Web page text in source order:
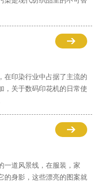
在印染行业中占据了主流的
，关于数码印花机的日常使
一道风景线，在服装，家
的身影，这些漂亮的图案就